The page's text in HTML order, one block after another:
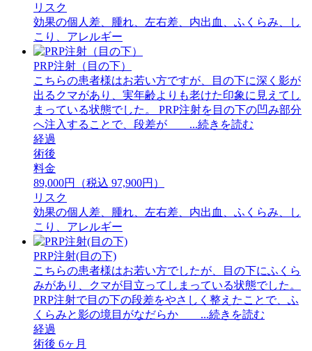
リスク
効果の個人差、腫れ、左右差、内出血、ふくらみ、し
こり、アレルギー
PRP注射（目の下）
こちらの患者様はお若い方ですが、目の下に深く影が
出るクマがあり、実年齢よりも老けた印象に見えてし
まっている状態でした。 PRP注射を目の下の凹み部分
へ注入することで、段差が ...続きを読む
経過
術後
料金
89,000円（税込 97,900円）
リスク
効果の個人差、腫れ、左右差、内出血、ふくらみ、し
こり、アレルギー
PRP注射(目の下)
こちらの患者様はお若い方でしたが、目の下にふくら
みがあり、クマが目立ってしまっている状態でした。
PRP注射で目の下の段差をやさしく整えたことで、ふ
くらみと影の境目がなだらか ...続きを読む
経過
術後 6ヶ月